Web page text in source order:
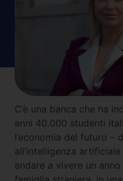
C’è una banca che ha
anni 40.000 studenti
l’economia del futuro –
all’intelligenza
andare a vivere un